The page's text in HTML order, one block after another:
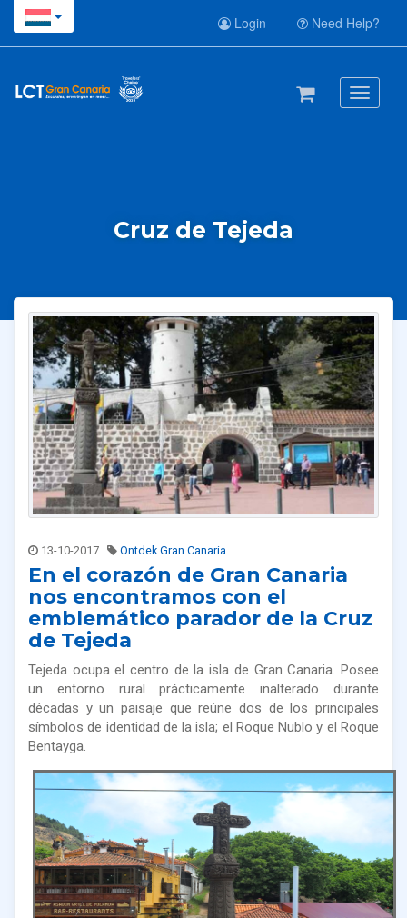
Login Need Help?
Toggle
Cruz de Tejeda
13-10-2017 Ontdek Gran Canaria
En el corazón de Gran Canaria
nos encontramos con el
emblemático parador de la Cruz
de Tejeda
Tejeda ocupa el centro de la isla de Gran Canaria. Posee
un entorno rural prácticamente inalterado durante
décadas y un paisaje que reúne dos de los principales
símbolos de identidad de la isla; el Roque Nublo y el Roque
Bentayga.